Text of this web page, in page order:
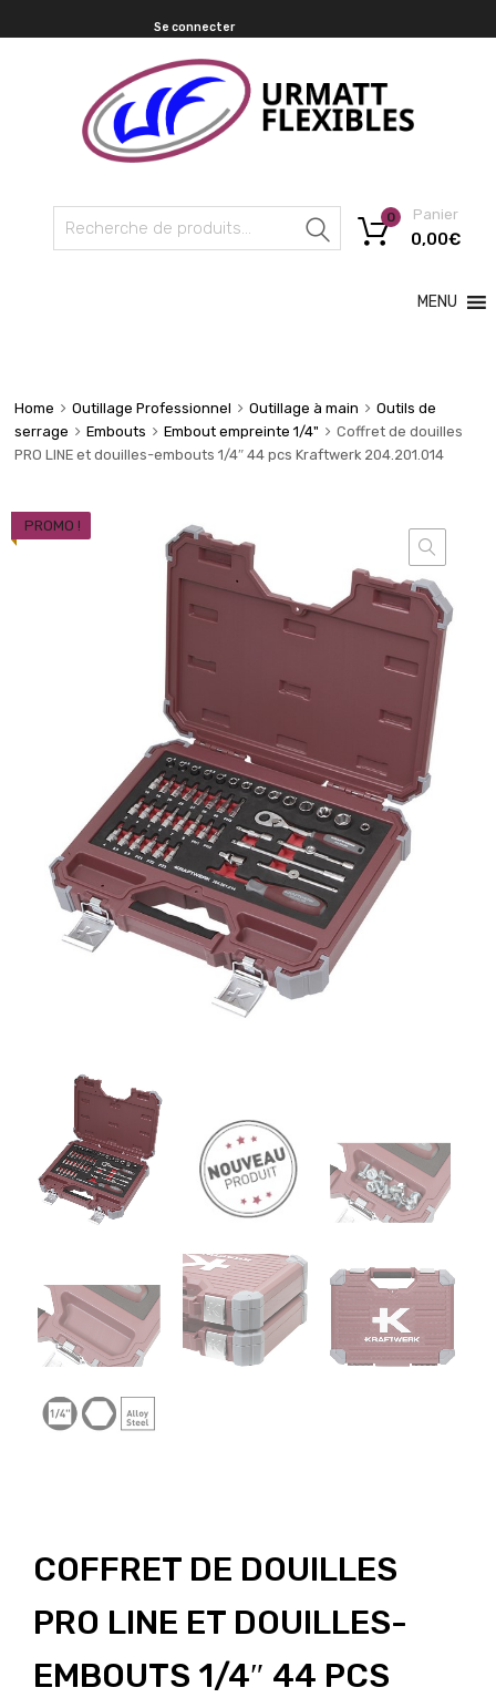
Se connecter
Recherche
Panier
0,00€
0
MENU
Home Outillage Professionnel Outillage à main
Outils de
serrage
Embouts Embout empreinte 1/4"
Coffret de douilles
PRO LINE et douilles-embouts 1/4″ 44 pcs Kraftwerk 204.201.014
PROMO !
COFFRET DE DOUILLES
PRO LINE ET DOUILLES-
EMBOUTS 1/4″ 44 PCS